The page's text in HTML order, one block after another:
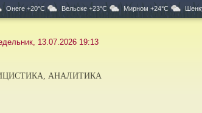
Онеге +20°C Вельске +23°C Мирном +24°C
13.07.2026 19:13
АНАЛИТИКА